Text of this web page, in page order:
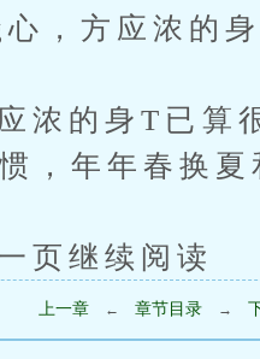
，方应浓的
身T已算很
，年年春换夏
继续阅读
上一章 ← 章节目录 →